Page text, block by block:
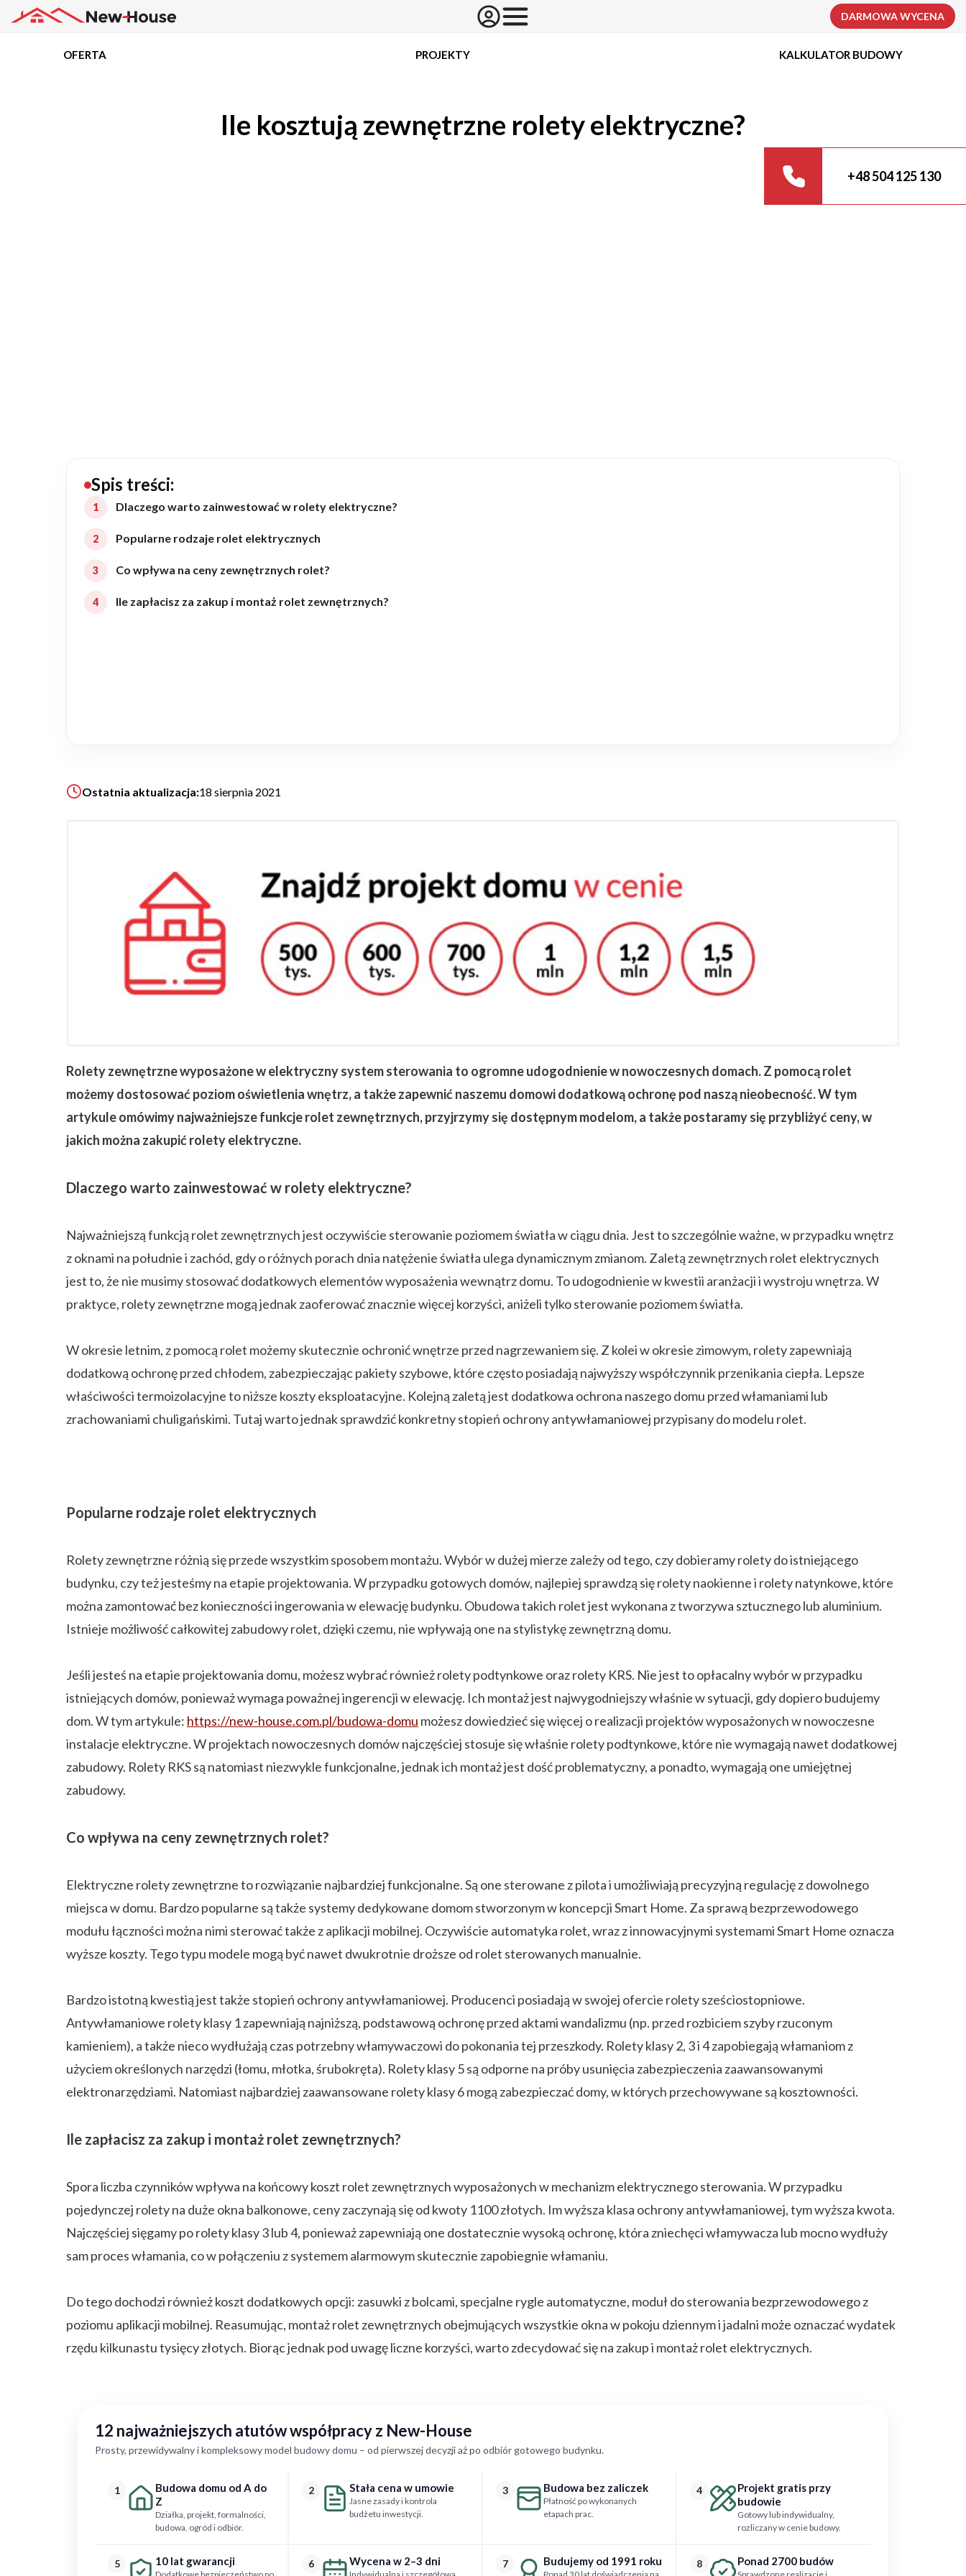
Rezydencje
Rozbudowa
Remonty
Ogrody
KALKULATOR BUDOWY
ZAPISZ SIĘ
DARMOWA WYCENA
OFERTA PROJEKTY KALKULATOR BUDOWY
Ile kosztują zewnętrzne rolety elektryczne?
+48 504 125 130
Spis treści:
Dlaczego warto zainwestować w rolety elektryczne?
Popularne rodzaje rolet elektrycznych
Co wpływa na ceny zewnętrznych rolet?
Ile zapłacisz za zakup i montaż rolet zewnętrznych?
Ostatnia aktualizacja:18 sierpnia 2021
Rolety zewnętrzne wyposażone w elektryczny system sterowania to ogromne udogodnienie w nowoczesnych domach. Z pomocą rolet
możemy dostosować poziom oświetlenia wnętrz, a także zapewnić naszemu domowi dodatkową ochronę pod naszą nieobecność. W tym
artykule omówimy najważniejsze funkcje rolet zewnętrznych, przyjrzymy się dostępnym modelom, a także postaramy się przybliżyć ceny, w
jakich można zakupić rolety elektryczne.
Dlaczego warto zainwestować w rolety elektryczne?
Najważniejszą funkcją rolet zewnętrznych jest oczywiście sterowanie poziomem światła w ciągu dnia. Jest to szczególnie ważne, w przypadku wnętrz
z oknami na południe i zachód, gdy o różnych porach dnia natężenie światła ulega dynamicznym zmianom. Zaletą zewnętrznych rolet elektrycznych
jest to, że nie musimy stosować dodatkowych elementów wyposażenia wewnątrz domu. To udogodnienie w kwestii aranżacji i wystroju wnętrza. W
praktyce, rolety zewnętrzne mogą jednak zaoferować znacznie więcej korzyści, aniżeli tylko sterowanie poziomem światła.
W okresie letnim, z pomocą rolet możemy skutecznie ochronić wnętrze przed nagrzewaniem się. Z kolei w okresie zimowym, rolety zapewniają
dodatkową ochronę przed chłodem, zabezpieczając pakiety szybowe, które często posiadają najwyższy współczynnik przenikania ciepła. Lepsze
właściwości termoizolacyjne to niższe koszty eksploatacyjne. Kolejną zaletą jest dodatkowa ochrona naszego domu przed włamaniami lub
zrachowaniami chuligańskimi. Tutaj warto jednak sprawdzić konkretny stopień ochrony antywłamaniowej przypisany do modelu rolet.
Popularne rodzaje rolet elektrycznych
Rolety zewnętrzne różnią się przede wszystkim sposobem montażu. Wybór w dużej mierze zależy od tego, czy dobieramy rolety do istniejącego
budynku, czy też jesteśmy na etapie projektowania. W przypadku gotowych domów, najlepiej sprawdzą się rolety naokienne i rolety natynkowe, które
można zamontować bez konieczności ingerowania w elewację budynku. Obudowa takich rolet jest wykonana z tworzywa sztucznego lub aluminium.
Istnieje możliwość całkowitej zabudowy rolet, dzięki czemu, nie wpływają one na stylistykę zewnętrzną domu.
Jeśli jesteś na etapie projektowania domu, możesz wybrać również rolety podtynkowe oraz rolety KRS. Nie jest to opłacalny wybór w przypadku
istniejących domów, ponieważ wymaga poważnej ingerencji w elewację. Ich montaż jest najwygodniejszy właśnie w sytuacji, gdy dopiero budujemy
dom. W tym artykule: https://new-house.com.pl/budowa-domu możesz dowiedzieć się więcej o realizacji projektów wyposażonych w nowoczesne
instalacje elektryczne. W projektach nowoczesnych domów najczęściej stosuje się właśnie rolety podtynkowe, które nie wymagają nawet dodatkowej
zabudowy. Rolety RKS są natomiast niezwykle funkcjonalne, jednak ich montaż jest dość problematyczny, a ponadto, wymagają one umiejętnej
zabudowy.
Co wpływa na ceny zewnętrznych rolet?
Elektryczne rolety zewnętrzne to rozwiązanie najbardziej funkcjonalne. Są one sterowane z pilota i umożliwiają precyzyjną regulację z dowolnego
miejsca w domu. Bardzo popularne są także systemy dedykowane domom stworzonym w koncepcji Smart Home. Za sprawą bezprzewodowego
modułu łączności można nimi sterować także z aplikacji mobilnej. Oczywiście automatyka rolet, wraz z innowacyjnymi systemami Smart Home oznacza
wyższe koszty. Tego typu modele mogą być nawet dwukrotnie droższe od rolet sterowanych manualnie.
Bardzo istotną kwestią jest także stopień ochrony antywłamaniowej. Producenci posiadają w swojej ofercie rolety sześciostopniowe.
Antywłamaniowe rolety klasy 1 zapewniają najniższą, podstawową ochronę przed aktami wandalizmu (np. przed rozbiciem szyby rzuconym
kamieniem), a także nieco wydłużają czas potrzebny włamywaczowi do pokonania tej przeszkody. Rolety klasy 2, 3 i 4 zapobiegają włamaniom z
użyciem określonych narzędzi (łomu, młotka, śrubokręta). Rolety klasy 5 są odporne na próby usunięcia zabezpieczenia zaawansowanymi
elektronarzędziami. Natomiast najbardziej zaawansowane rolety klasy 6 mogą zabezpieczać domy, w których przechowywane są kosztowności.
Ile zapłacisz za zakup i montaż rolet zewnętrznych?
Spora liczba czynników wpływa na końcowy koszt rolet zewnętrznych wyposażonych w mechanizm elektrycznego sterowania. W przypadku
pojedynczej rolety na duże okna balkonowe, ceny zaczynają się od kwoty 1100 złotych. Im wyższa klasa ochrony antywłamaniowej, tym wyższa kwota.
Najczęściej sięgamy po rolety klasy 3 lub 4, ponieważ zapewniają one dostatecznie wysoką ochronę, która zniechęci włamywacza lub mocno wydłuży
sam proces włamania, co w połączeniu z systemem alarmowym skutecznie zapobiegnie włamaniu.
Do tego dochodzi również koszt dodatkowych opcji: zasuwki z bolcami, specjalne rygle automatyczne, moduł do sterowania bezprzewodowego z
poziomu aplikacji mobilnej. Reasumując, montaż rolet zewnętrznych obejmujących wszystkie okna w pokoju dziennym i jadalni może oznaczać wydatek
rzędu kilkunastu tysięcy złotych. Biorąc jednak pod uwagę liczne korzyści, warto zdecydować się na zakup i montaż rolet elektrycznych.
12 najważniejszych atutów współpracy z New-House
Prosty, przewidywalny i kompleksowy model budowy domu – od pierwszej decyzji aż po odbiór gotowego budynku.
1
Budowa domu od A do
Z
Działka, projekt, formalności,
budowa, ogród i odbiór.
2 Stała cena w umowie
Jasne zasady i kontrola
budżetu inwestycji.
3 Budowa bez zaliczek
Płatność po wykonanych
etapach prac.
4
Projekt gratis przy
budowie
Gotowy lub indywidualny,
rozliczany w cenie budowy.
5 10 lat gwarancji 6 Wycena w 2–3 dni 7 Budujemy od 1991 roku 8 Ponad 2700 budów